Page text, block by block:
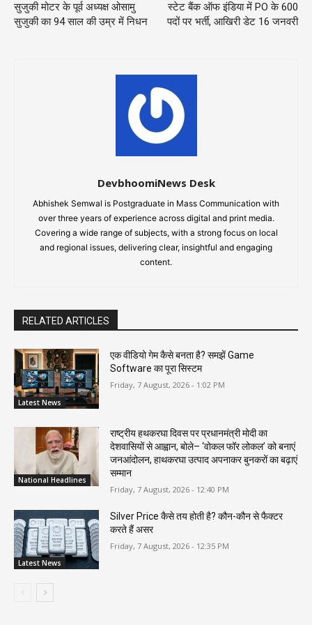
सुजुकी मोटर के पूर्व अध्यक्ष ओसामु
सुजुकी का 94 साल की उम्र में निधन
स्टेट बैंक ऑफ इंडिया में PO के 600
पदों पर भर्ती, आखिरी डेट 16 जनवरी
DevbhoomiNews Desk
Abhishek Semwal is Postgraduate in Mass Communication with
over three years of experience across digital and print media.
Covering a wide range of subjects, with a strong focus on local
and regional issues, delivering clear, insightful and engaging
content.
RELATED ARTICLES
Latest News
एक वीडियो गेम कैसे बनता है? समझें Game
Software का पूरा सिस्टम
Friday, 7 August, 2026 - 1:02 PM
National Headlines
राष्ट्रीय हथकरघा दिवस पर प्रधानमंत्री मोदी का
देशवासियों से आह्वान, बोले– ‘वोकल फॉर लोकल’ को बनाएं
जनआंदोलन, हाथकरघा उत्पाद अपनाकर बुनकरों का बढ़ाएं
सम्मान
Friday, 7 August, 2026 - 12:40 PM
Latest News
Silver Price कैसे तय होती है? कौन-कौन से फैक्टर
करते हैं असर
Friday, 7 August, 2026 - 12:35 PM